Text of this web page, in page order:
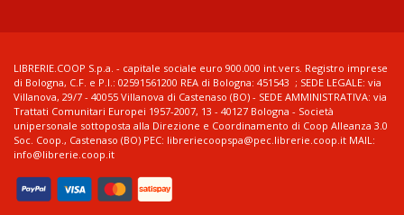
LIBRERIE.COOP S.p.a. - capitale sociale euro 900.000 int.vers. Registro imprese
di Bologna, C.F. e P.I.: 02591561200 REA di Bologna: 451543 ; SEDE LEGALE: via
Villanova, 29/7 - 40055 Villanova di Castenaso (BO) - SEDE AMMINISTRATIVA: via
Trattati Comunitari Europei 1957-2007, 13 - 40127 Bologna - Società
unipersonale sottoposta alla Direzione e Coordinamento di Coop Alleanza 3.0
Soc. Coop., Castenaso (BO) PEC: libreriecoopspa@pec.librerie.coop.it MAIL:
info@librerie.coop.it